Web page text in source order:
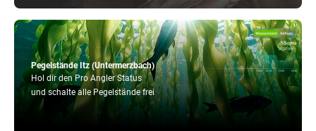
Pegelstände Itz (Untermerzbach)
Hol dir den Pro Angler Status
und schalte alle Pegelstände frei